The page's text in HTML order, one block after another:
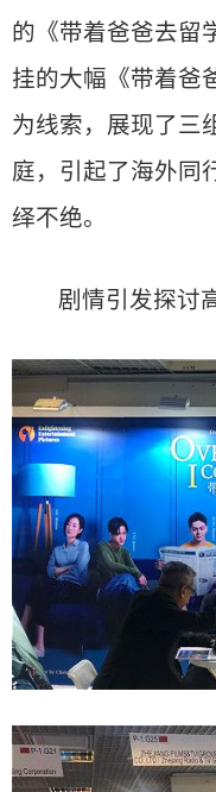
的《带着爸爸去留
挂的大幅《带着爸
为线索，展现了三
庭，引起了海外同
绎不绝。
剧情引发探讨